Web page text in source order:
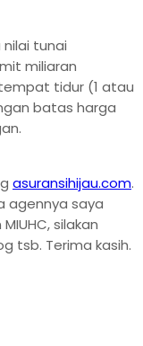
tunai
miliaran
tidur (1 atau
batas harga
asuransihijau.com.
agennya saya
silakan
tsb. Terima kasih.